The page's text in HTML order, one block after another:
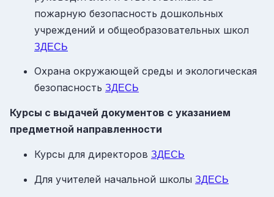
пожарную безопасность дошкольных
учреждений и общеобразовательных школ
ЗДЕСЬ
Охрана окружающей среды и экологическая
безопасность ЗДЕСЬ
Курсы с выдачей документов с указанием
предметной направленности
Курсы для директоров ЗДЕСЬ
Для учителей начальной школы ЗДЕСЬ